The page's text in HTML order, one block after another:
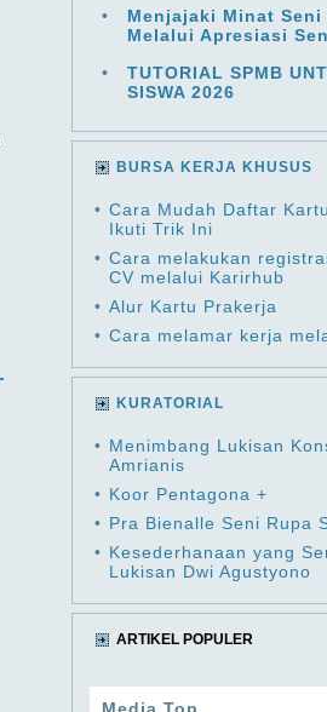
•
Menjajaki Minat Seni
Melalui Apresiasi
•
TUTORIAL SPMB
SISWA 2026
BURSA KERJA KHUSUS
• Cara Mudah Daftar
Ikuti Trik Ini
• Cara melakukan
CV melalui Karirhub
• Alur Kartu Prakerja
• Cara melamar kerja
KURATORIAL
• Menimbang Lukisan
Amrianis
• Koor Pentagona +
• Pra Bienalle Seni Rupa
• Kesederhanaan yang
Lukisan Dwi Agustyono
ARTIKEL POPULER